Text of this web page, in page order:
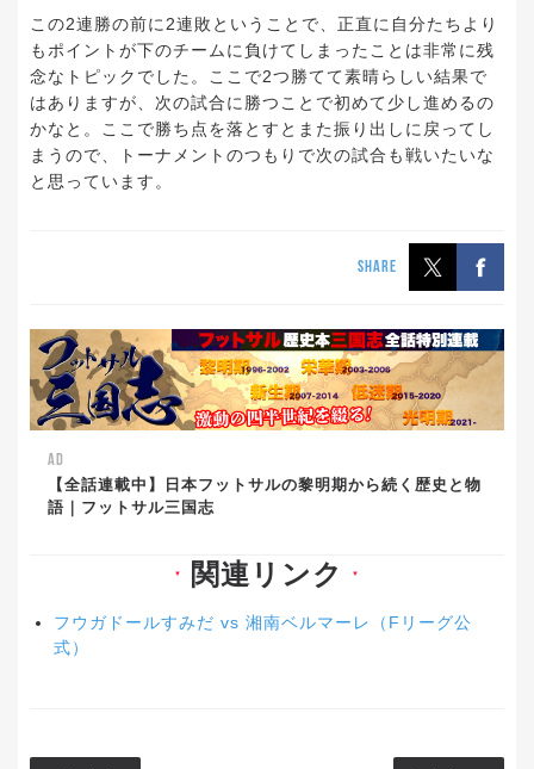
この2連勝の前に2連敗ということで、正直に自分たちより
もポイントが下のチームに負けてしまったことは非常に残
念なトピックでした。ここで2つ勝てて素晴らしい結果で
はありますが、次の試合に勝つことで初めて少し進めるの
かなと。ここで勝ち点を落とすとまた振り出しに戻ってし
まうので、トーナメントのつもりで次の試合も戦いたいな
と思っています。
SHARE
AD
【全話連載中】日本フットサルの黎明期から続く歴史と物
語｜フットサル三国志
▼ 関連リンク ▼
フウガドールすみだ vs 湘南ベルマーレ（Fリーグ公
式）